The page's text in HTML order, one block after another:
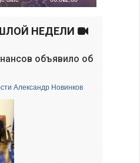
НЕДЕЛИ
объявило об
Александр Новинков